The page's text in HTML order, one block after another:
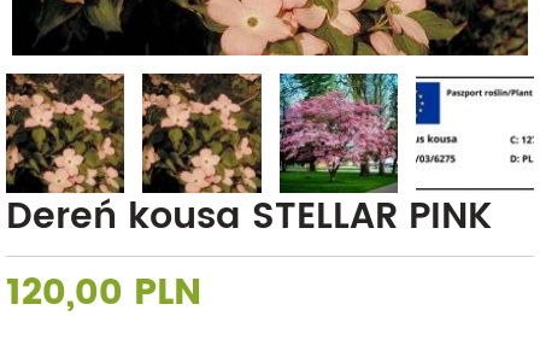
Dereń kousa STELLAR PINK
120,00 PLN